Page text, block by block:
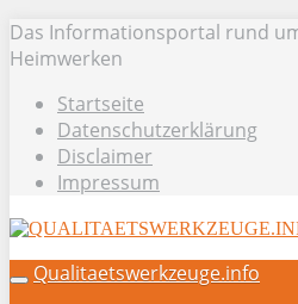
Skip
to
content
Das Informationsportal rund
Heimwerken
Startseite
Datenschutzerklärung
Disclaimer
Impressum
Toggle
Qualitaetswerkzeuge.info